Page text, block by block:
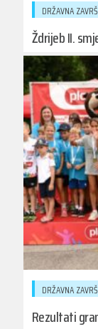
DRŽAVNA
Ždrijeb II.
DRŽAVNA
Rezultati